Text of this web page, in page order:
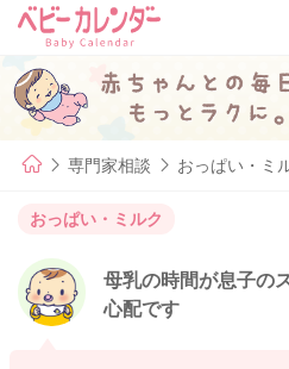
専門家相談 おっぱい・ミ
おっぱい・ミルク
母乳の時間が息子の
心配です